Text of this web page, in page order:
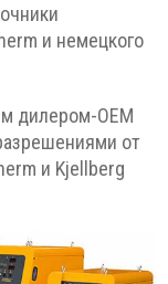
и немецкого
дилером-ОЕМ
от
и Kjellberg